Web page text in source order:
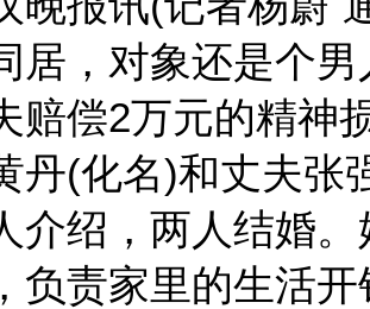
居，对象还是个
赔偿2万元的精神
(化名)和丈夫张
介绍，两人结婚
负责家里的生活